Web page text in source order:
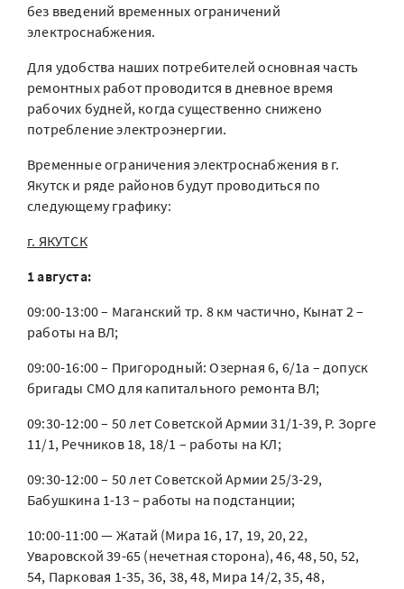
без введений временных ограничений
электроснабжения.
Для удобства наших потребителей основная часть
ремонтных работ проводится в дневное время
рабочих будней, когда существенно снижено
потребление электроэнергии.
Временные ограничения электроснабжения в г.
Якутск и ряде районов будут проводиться по
следующему графику:
г. ЯКУТСК
1 августа:
09:00-13:00 – Маганский тр. 8 км частично, Кынат 2 –
работы на ВЛ;
09:00-16:00 – Пригородный: Озерная 6, 6/1а – допуск
бригады СМО для капитального ремонта ВЛ;
09:30-12:00 – 50 лет Советской Армии 31/1-39, Р. Зорге
11/1, Речников 18, 18/1 – работы на КЛ;
09:30-12:00 – 50 лет Советской Армии 25/3-29,
Бабушкина 1-13 – работы на подстанции;
10:00-11:00 — Жатай (Мира 16, 17, 19, 20, 22,
Уваровской 39-65 (нечетная сторона), 46, 48, 50, 52,
54, Парковая 1-35, 36, 38, 48, Мира 14/2, 35, 48,